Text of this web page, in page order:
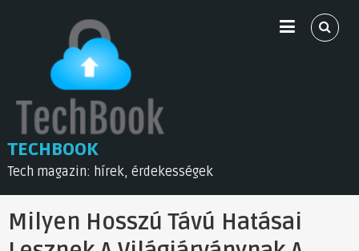
TECHBOOK
Tech magazin: hírek, érdekességek
Milyen Hosszú Távú Hatásai